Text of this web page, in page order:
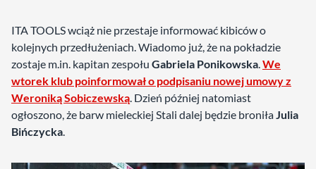
ITA TOOLS wciąż nie przestaje informować kibiców o
kolejnych przedłużeniach. Wiadomo już, że na pokładzie
zostaje m.in. kapitan zespołu Gabriela Ponikowska.We
wtorek klub poinformował o podpisaniu nowej umowy z
Weroniką Sobiczewską. Dzień później natomiast
ogłoszono, że barw mieleckiej Stali dalej będzie broniłaJulia
Bińczycka.